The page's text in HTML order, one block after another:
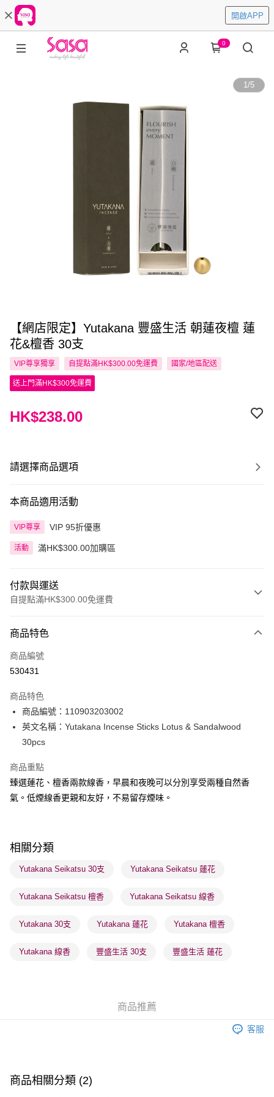
開啟APP
0
1/5
【網店限定】Yutakana 豐盛生活 朝蓮夜檀 蓮
花&檀香 30支
VIP尊享獨享 自提點滿HK$300.00免運費 國家/地區配送
送上門滿HK$300免運費
HK$238.00
請選擇商品選項
本商品適用活動
VIP尊享 VIP 95折優惠
活動 滿HK$300.00加購區
付款與運送
自提點滿HK$300.00免運費
信用卡
Apple Pay
PayMe
WeChat Pay
送貨方式
順豐自助櫃 - 確認發貨後1-3個工作天送達
順豐站及營業點 - 確認發貨後1-3個工作天送達
物流公司進行物流配送
取。逾期會取消訂單，並不會安排重寄
取。逾期會取消訂單，並不會安排重寄
商品特色
商品編號
530431
商品特色
商品編號：110903203002
英文名稱：Yutakana Incense Sticks Lotus & Sandalwood
30pcs
商品重點
臻選蓮花、檀香兩款線香，早晨和夜晚可以分別享受兩種自然香
氣。低煙線香更親和友好，不易留存煙味。
相關分類
Yutakana Seikatsu 30支 Yutakana Seikatsu 蓮花
Yutakana Seikatsu 檀香 Yutakana Seikatsu 線香
Yutakana 30支 Yutakana 蓮花 Yutakana 檀香
Yutakana 線香 豐盛生活 30支 豐盛生活 蓮花
商品推薦
客服
商品相關分類 (2)